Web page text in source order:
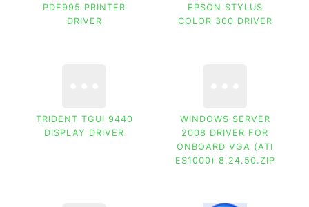
PDF995 PRINTER
DRIVER
EPSON STYLUS
COLOR 300 DRIVER
TRIDENT TGUI 9440
DISPLAY DRIVER
WINDOWS SERVER
2008 DRIVER FOR
ONBOARD VGA (ATI
ES1000) 8.24.50.ZIP